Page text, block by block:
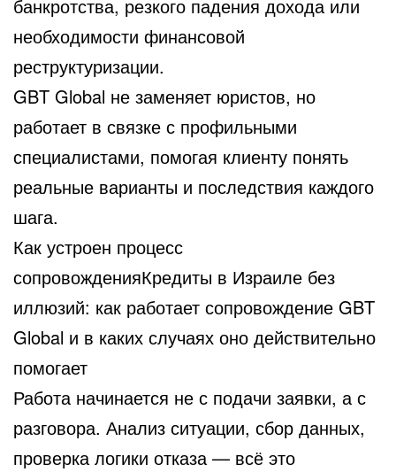
банкротства, резкого падения дохода или
необходимости финансовой
реструктуризации.
GBT Global не заменяет юристов, но
работает в связке с профильными
специалистами, помогая клиенту понять
реальные варианты и последствия каждого
шага.
Как устроен процесс
сопровожденияКредиты в Израиле без
иллюзий: как работает сопровождение GBT
Global и в каких случаях оно действительно
помогает
Работа начинается не с подачи заявки, а с
разговора. Анализ ситуации, сбор данных,
проверка логики отказа — всё это